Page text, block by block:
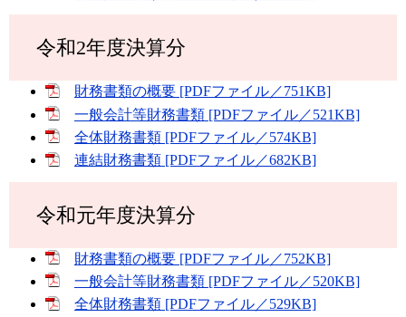
令和2年度決算分
財務書類の概要 [PDFファイル／751KB]
一般会計等財務書類 [PDFファイル／521KB]
全体財務書類 [PDFファイル／574KB]
連結財務書類 [PDFファイル／682KB]
令和元年度決算分
財務書類の概要 [PDFファイル／752KB]
一般会計等財務書類 [PDFファイル／520KB]
全体財務書類 [PDFファイル／529KB]